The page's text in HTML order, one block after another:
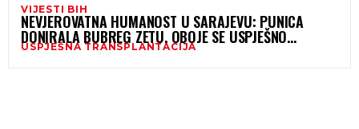
VIJESTI BIH
NEVJEROVATNA HUMANOST U SARAJEVU: PUNICA
DONIRALA BUBREG ZETU, OBOJE SE USPJEŠNO
OPORAVLJAJU
USPJEŠNA TRANSPLANTACIJA